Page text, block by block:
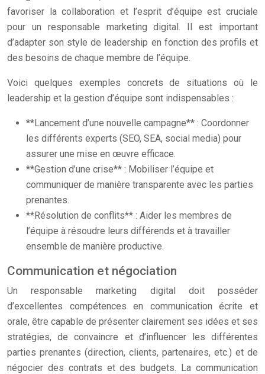
favoriser la collaboration et l’esprit d’équipe est cruciale
pour un responsable marketing digital. Il est important
d’adapter son style de leadership en fonction des profils et
des besoins de chaque membre de l’équipe.
Voici quelques exemples concrets de situations où le
leadership et la gestion d’équipe sont indispensables :
**Lancement d’une nouvelle campagne** : Coordonner
les différents experts (SEO, SEA, social media) pour
assurer une mise en œuvre efficace.
**Gestion d’une crise** : Mobiliser l’équipe et
communiquer de manière transparente avec les parties
prenantes.
**Résolution de conflits** : Aider les membres de
l’équipe à résoudre leurs différends et à travailler
ensemble de manière productive.
Communication et négociation
Un responsable marketing digital doit posséder
d’excellentes compétences en communication écrite et
orale, être capable de présenter clairement ses idées et ses
stratégies, de convaincre et d’influencer les différentes
parties prenantes (direction, clients, partenaires, etc.) et de
négocier des contrats et des budgets. La communication